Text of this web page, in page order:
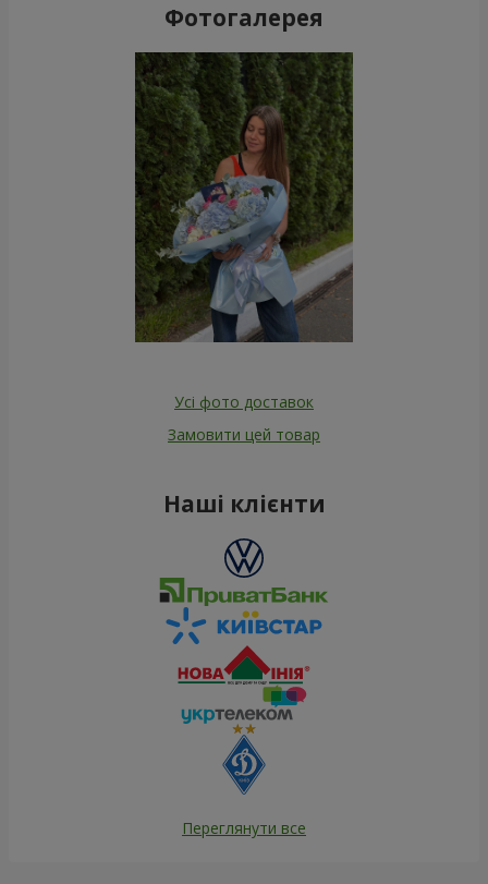
Фотогалерея
Усі фото доставок
Замовити цей товар
Наші клієнти
Переглянути все